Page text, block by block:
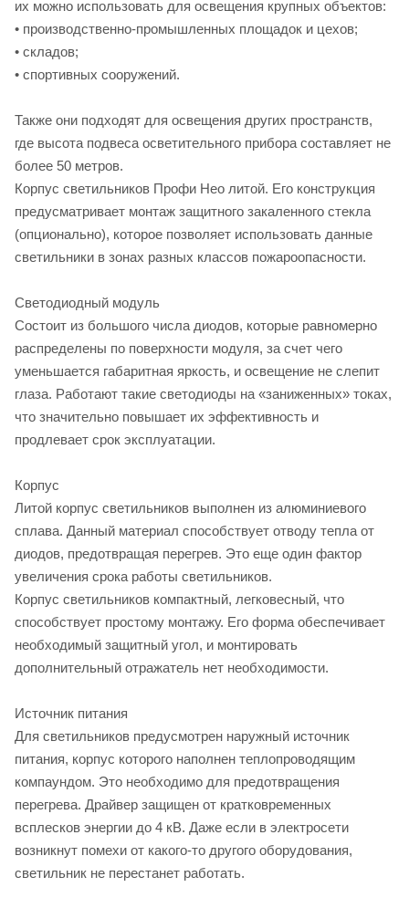
их можно использовать для освещения крупных объектов:
• производственно-промышленных площадок и цехов;
• складов;
• спортивных сооружений.
Также они подходят для освещения других пространств,
где высота подвеса осветительного прибора составляет не
более 50 метров.
Корпус светильников Профи Нео литой. Его конструкция
предусматривает монтаж защитного закаленного стекла
(опционально), которое позволяет использовать данные
светильники в зонах разных классов пожароопасности.
Светодиодный модуль
Состоит из большого числа диодов, которые равномерно
распределены по поверхности модуля, за счет чего
уменьшается габаритная яркость, и освещение не слепит
глаза. Работают такие светодиоды на «заниженных» токах,
что значительно повышает их эффективность и
продлевает срок эксплуатации.
Корпус
Литой корпус светильников выполнен из алюминиевого
сплава. Данный материал способствует отводу тепла от
диодов, предотвращая перегрев. Это еще один фактор
увеличения срока работы светильников.
Корпус светильников компактный, легковесный, что
способствует простому монтажу. Его форма обеспечивает
необходимый защитный угол, и монтировать
дополнительный отражатель нет необходимости.
Источник питания
Для светильников предусмотрен наружный источник
питания, корпус которого наполнен теплопроводящим
компаундом. Это необходимо для предотвращения
перегрева. Драйвер защищен от кратковременных
всплесков энергии до 4 кВ. Даже если в электросети
возникнут помехи от какого-то другого оборудования,
светильник не перестанет работать.